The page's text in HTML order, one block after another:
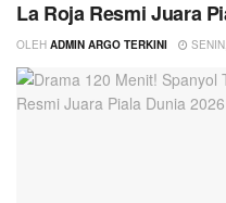
La Roja Resmi Juara
OLEH ADMIN ARGO TERKINI